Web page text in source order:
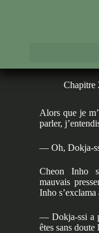
Chapitre
Alors que je
parler,
— Oh, Dokja-
Cheon Inho
mauvais
Inho
— Dokja-ssi a
êtes sans